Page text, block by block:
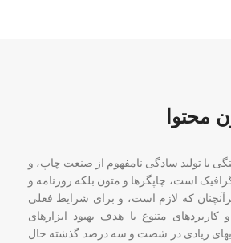
محتوا
با تولید سادگی نامفهوم از صنعت چاپ، و
است، چاپگرها و متون بلکه روزنامه و
که لازم است، و برای شرایط فعلی
کاربردهای متنوع با هدف بهبود ابزارهای
زیادی در شصت و سه درصد گذشته حال